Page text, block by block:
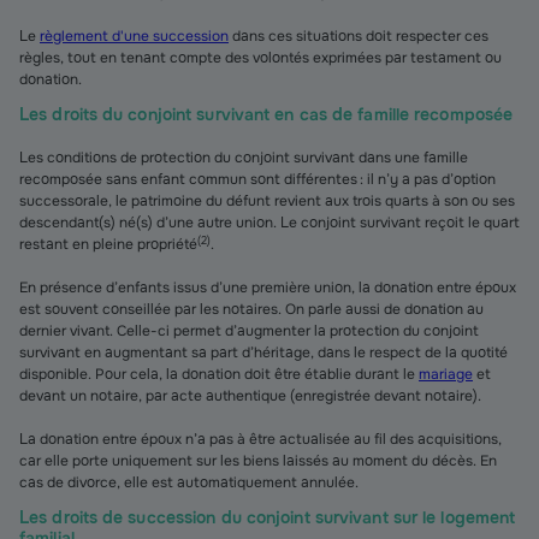
Le règlement d'une successiondans ces situations doit respecter ces
règles, tout en tenant compte des volontés exprimées par testament ou
donation.
Les droits du conjoint survivant en cas de famille recomposée
Les conditions de protection du conjoint survivant dans une famille
recomposée sans enfant commun sont différentes : il n’y a pas d’option
successorale, le patrimoine du défunt revient aux trois quarts à son ou ses
descendant(s) né(s) d’une autre union. Le conjoint survivant reçoit le quart
restant en pleine propriété(2).
En présence d’enfants issus d’une première union, la donation entre époux
est souvent conseillée par les notaires. On parle aussi de donation au
dernier vivant. Celle-ci permet d’augmenter la protection du conjoint
survivant en augmentant sa part d’héritage, dans le respect de la quotité
disponible. Pour cela, la donation doit être établie durant le mariageet
devant un notaire, par acte authentique (enregistrée devant notaire).
La donation entre époux n’a pas à être actualisée au fil des acquisitions,
car elle porte uniquement sur les biens laissés au moment du décès. En
cas de divorce, elle est automatiquement annulée.
Les droits de succession du conjoint survivant sur le logement